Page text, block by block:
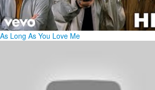
As Long As You Love Me